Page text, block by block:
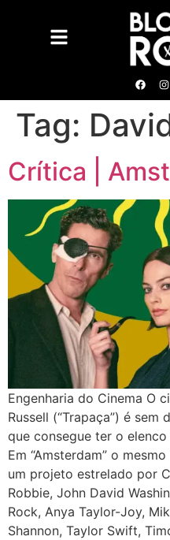
Tag:
Crítica |
Engenharia do Cinema O
Russell (“Trapaça”) é
que consegue ter o
Em “Amsterdam” o
um projeto estrelado por
Robbie, John David
Rock, Anya Taylor-Joy,
Shannon, Taylor Swift,